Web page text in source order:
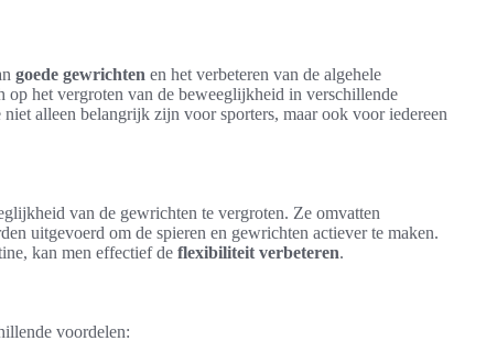
goede gewrichten en het verbeteren van de algehele
het vergroten van de beweeglijkheid in verschillende
alleen belangrijk zijn voor sporters, maar ook voor iedereen
van de gewrichten te vergroten. Ze omvatten
uitgevoerd om de spieren en gewrichten actiever te maken.
kan men effectief de flexibiliteit verbeteren.
voordelen: